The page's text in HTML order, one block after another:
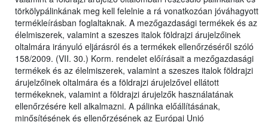
törkölypálinkának meg kell felelnie a rá vonatkozóan jóváhagyott
termékleírásban foglaltaknak. A mezőgazdasági termékek és az
élelmiszerek, valamint a szeszes italok földrajzi árujelzőinek
oltalmára irányuló eljárásról és a termékek ellenőrzéséről szóló
158/2009. (VII. 30.) Korm. rendelet előírásait a mezőgazdasági
termékek és az élelmiszerek, valamint a szeszes italok földrajzi
árujelzőinek oltalmára és a földrajzi árujelzővel ellátott
termékeknek, valamint a földrajzi árujelzők használatának
ellenőrzésére kell alkalmazni. A pálinka előállításának,
minősítésének és ellenőrzésének az Európai Unió